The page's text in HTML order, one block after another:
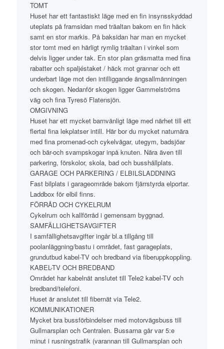
TOMT
Huset har ett fantastiskt läge med en fin insynsskyddad
uteplats på framsidan med träaltan bakom en fin häck
samt en stor markis. På baksidan har man en mycket
stor tomt med en härligt rymlig träaltan i vinkel som
delvis ligger under tak. En stor plan gräsmatta med fina
rabatter och spaljéstaket / häck mot grannar och ett
underbart läge mot den intilliggande ängsallmänningen
och skogen. Nedanför skogen ligger Gammelströms
väg och fina Tyresö Flatensjön.
OMGIVNING
Huset har ett mycket barnvänligt läge med närhet till ett
flertal fina lekplatser intill. Här bor du mycket naturnära
med fina promenad-och cykelvägar, utegym, badsjöar
och bär-och svampskogar inpå knuten. Nära även till
parkering, förskolor, skola, bad och busshållplats.
GARAGE OCH PARKERING / ELBILSLADDNING
Fast bilplats i garageområde bakom fjärrstyrda elportar.
Laddbox för elbil finns.
FÖRRÅD OCH CYKELRUM
Cykelrum och kallförråd i gemensam byggnad.
SAMFÄLLIGHETSAVGIFTER
I samfällighetsavgifter ingår bl.a tillgång till
poolanläggning/bastu i området, fast garageplats,
grundutbud kabel-TV och bredband via fiberuppkoppling.
KABEL-TV OCH BREDBAND
Området har kabelnät anslutet till Tele2 kabel-TV och
bredband/telefoni.
Huset är anslutet till fibernät via Tele2.
KOMMUNIKATIONER
Mycket bra bussförbindelser med motorvägsbuss till
Gullmarsplan och Centralen. Bussarna går var 5:e
minut i rusningstrafik (varannan till Gullmarsplan och